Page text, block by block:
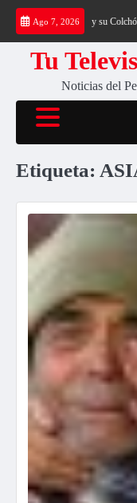
Saltar
contenido
Ago 7, 2026
Cantería y su Colchón de
Tu
Noticias del
Etiqueta: